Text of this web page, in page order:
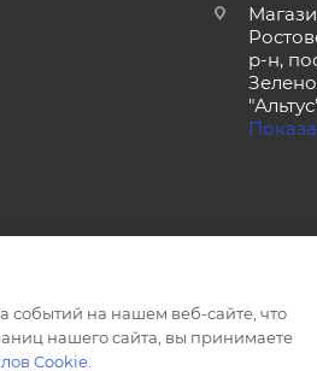
р-н,
на нашем веб-сайте, что
нашего сайта, вы принимаете
Cookie